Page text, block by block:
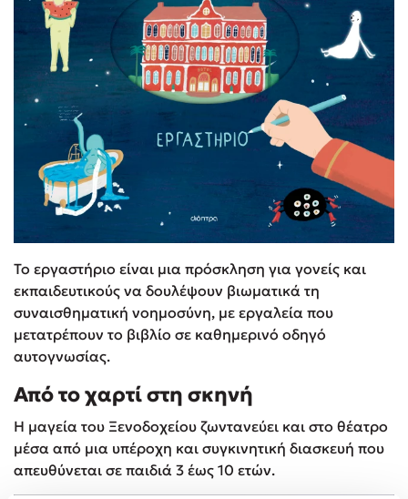
Το εργαστήριο είναι μια πρόσκληση για γονείς και
εκπαιδευτικούς να δουλέψουν βιωματικά τη
συναισθηματική νοημοσύνη, με εργαλεία που
μετατρέπουν το βιβλίο σε καθημερινό οδηγό
αυτογνωσίας.
Από το χαρτί στη σκηνή
Η μαγεία του Ξενοδοχείου ζωντανεύει και στο θέατρο
μέσα από μια υπέροχη και συγκινητική διασκευή που
απευθύνεται σε παιδιά 3 έως 10 ετών.